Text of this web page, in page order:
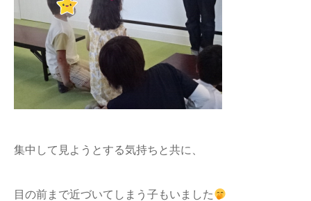
集中して見ようとする気持ちと共に、
目の前まで近づいてしまう子もいました